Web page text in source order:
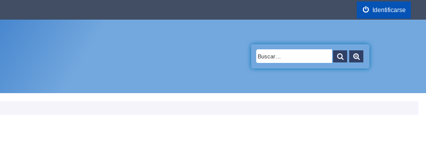
Identificarse
Buscar